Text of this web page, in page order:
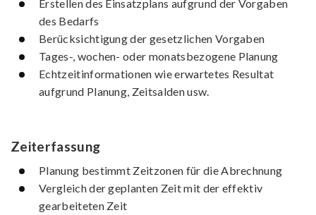
Erstellen des Einsatzplans aufgrund der Vorgaben
des Bedarfs
Berücksichtigung der gesetzlichen Vorgaben
Tages-, wochen- oder monats­bezogene Planung
Echtzeitinformationen wie erwar­tetes Resultat
aufgrund Planung, Zeitsalden usw.
Zeiterfassung
Planung bestimmt Zeitzonen für die Abrechnung
Vergleich der geplanten Zeit mit der effektiv
gearbeiteten Zeit